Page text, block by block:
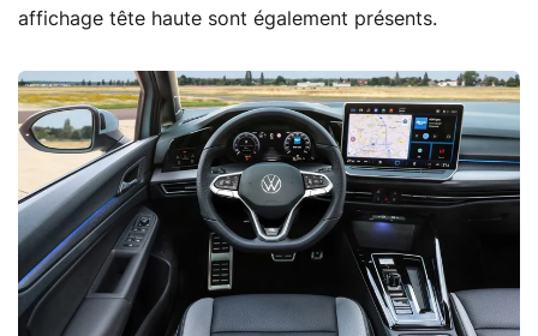
affichage tête haute sont également présents.